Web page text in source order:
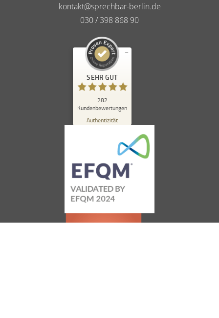
kontakt@sprechbar-berlin.de
030 / 398 868 90
SEHR GUT
282
Kundenbewertungen
Authentizität
Kundenbewertungen und Erfahrungen zu
sprechbar in berlin
Empfehlungen auf
ProvenExpert.com
4,84
/
262
Bewertungen auf
ProvenExpert.com
anderen Quelle
Blick aufs ProvenExpert-Profil werfen